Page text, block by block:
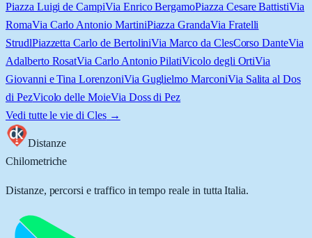
Piazza Luigi de CampiVia Enrico BergamoPiazza Cesare BattistiVia
RomaVia Carlo Antonio MartiniPiazza GrandaVia Fratelli
StrudlPiazzetta Carlo de BertoliniVia Marco da ClesCorso DanteVia
Adalberto RosatVia Carlo Antonio PilatiVicolo degli OrtiVia
Giovanni e Tina LorenzoniVia Guglielmo MarconiVia Salita al Dos
di PezVicolo delle MoieVia Doss di Pez
Vedi tutte le vie di Cles→
Distanze
Chilometriche
Distanze, percorsi e traffico in tempo reale in tutta Italia.